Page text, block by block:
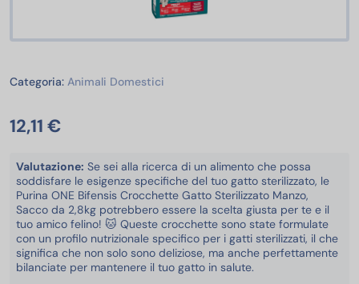
Categoria: Animali Domestici
12,11 €
Valutazione: Se sei alla ricerca di un alimento che possa
soddisfare le esigenze specifiche del tuo gatto sterilizzato, le
Purina ONE Bifensis Crocchette Gatto Sterilizzato Manzo,
Sacco da 2,8kg potrebbero essere la scelta giusta per te e il
tuo amico felino! 🐱 Queste crocchette sono state formulate
con un profilo nutrizionale specifico per i gatti sterilizzati, il che
significa che non solo sono deliziose, ma anche perfettamente
bilanciate per mantenere il tuo gatto in salute.